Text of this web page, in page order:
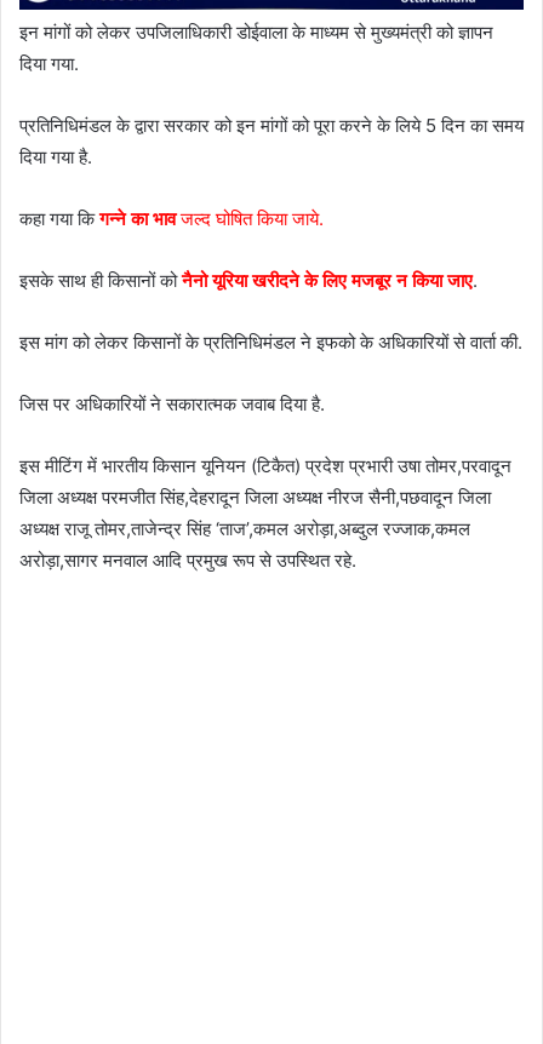
इन मांगों को लेकर उपजिलाधिकारी डोईवाला के माध्यम से मुख्यमंत्री को ज्ञापन
दिया गया.
प्रतिनिधिमंडल के द्वारा सरकार को इन मांगों को पूरा करने के लिये 5 दिन का समय
दिया गया है.
कहा गया किगन्ने का भावजल्द घोषित किया जाये.
इसके साथ ही किसानों कोनैनो यूरिया खरीदने के लिए मजबूर न किया जाए.
इस मांग को लेकर किसानों के प्रतिनिधिमंडल ने इफको के अधिकारियों से वार्ता की.
जिस पर अधिकारियों ने सकारात्मक जवाब दिया है.
इस मीटिंग में भारतीय किसान यूनियन (टिकैत) प्रदेश प्रभारी उषा तोमर,परवादून
जिला अध्यक्ष परमजीत सिंह,देहरादून जिला अध्यक्ष नीरज सैनी,पछवादून जिला
अध्यक्ष राजू तोमर,ताजेन्द्र सिंह ‘ताज’,कमल अरोड़ा,अब्दुल रज्जाक,कमल
अरोड़ा,सागर मनवाल आदि प्रमुख रूप से उपस्थित रहे.